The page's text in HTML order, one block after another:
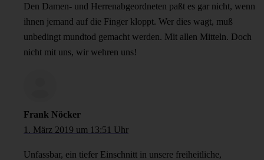
Den Damen- und Herrenabgeordneten paßt es gar nicht, wenn
ihnen jemand auf die Finger kloppt. Wer dies wagt, muß
unbedingt mundtod gemacht werden. Mit allen Mitteln. Doch
nicht mit uns, wir wehren uns!
Frank Nöcker
1. März 2019 um 13:51 Uhr
Unfassbar, ein tiefer Einschnitt in unsere freiheitliche,